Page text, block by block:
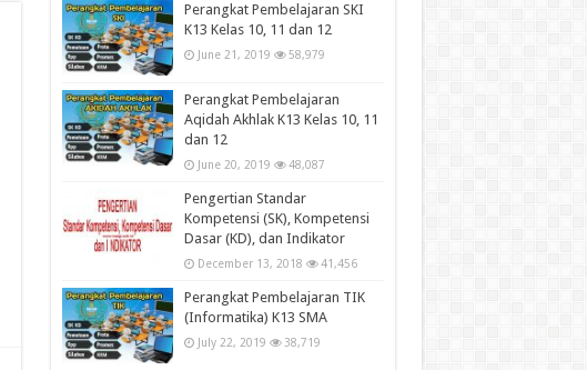
Perangkat Pembelajaran SKI
K13 Kelas 10, 11 dan 12
June 21, 2019 58,979
Perangkat Pembelajaran
Aqidah Akhlak K13 Kelas 10, 11
dan 12
June 20, 2019 48,087
Pengertian Standar
Kompetensi (SK), Kompetensi
Dasar (KD), dan Indikator
December 13, 2018 41,456
Perangkat Pembelajaran TIK
(Informatika) K13 SMA
July 22, 2019 38,719